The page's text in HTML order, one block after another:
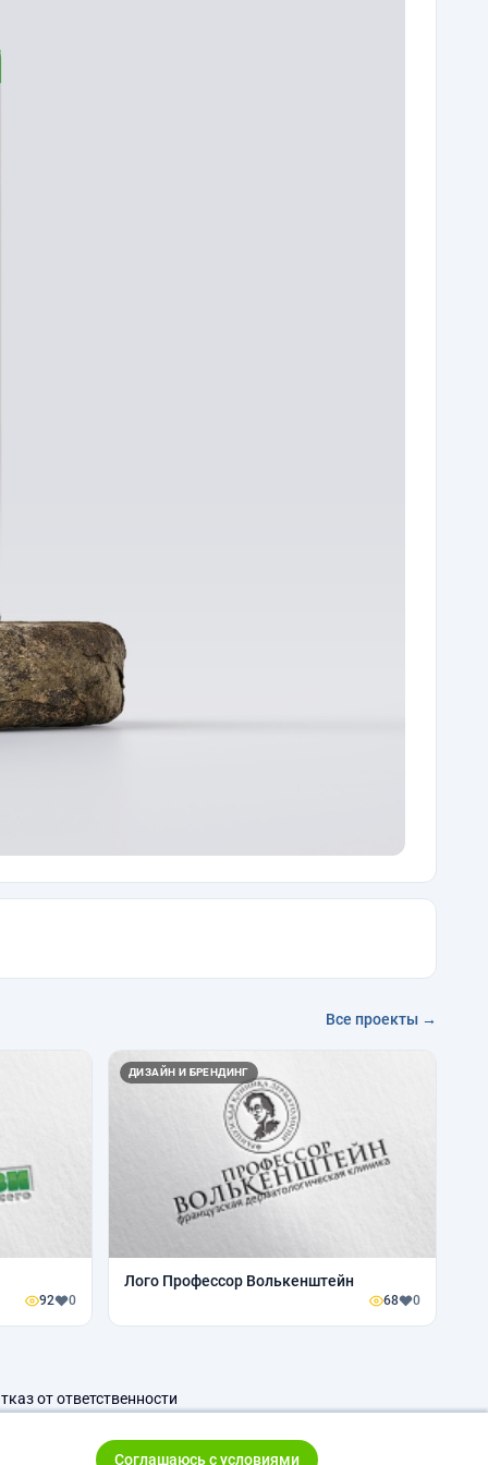
Все проекты →
92 0
ДИЗАЙН И БРЕНДИНГ
Лого Профессор Волькенштейн
68 0
от ответственности
Соглашаюсь с условиями